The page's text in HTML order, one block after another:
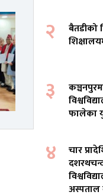
२
बैतडीको
३
फालेका
४
चार
अस्पताल